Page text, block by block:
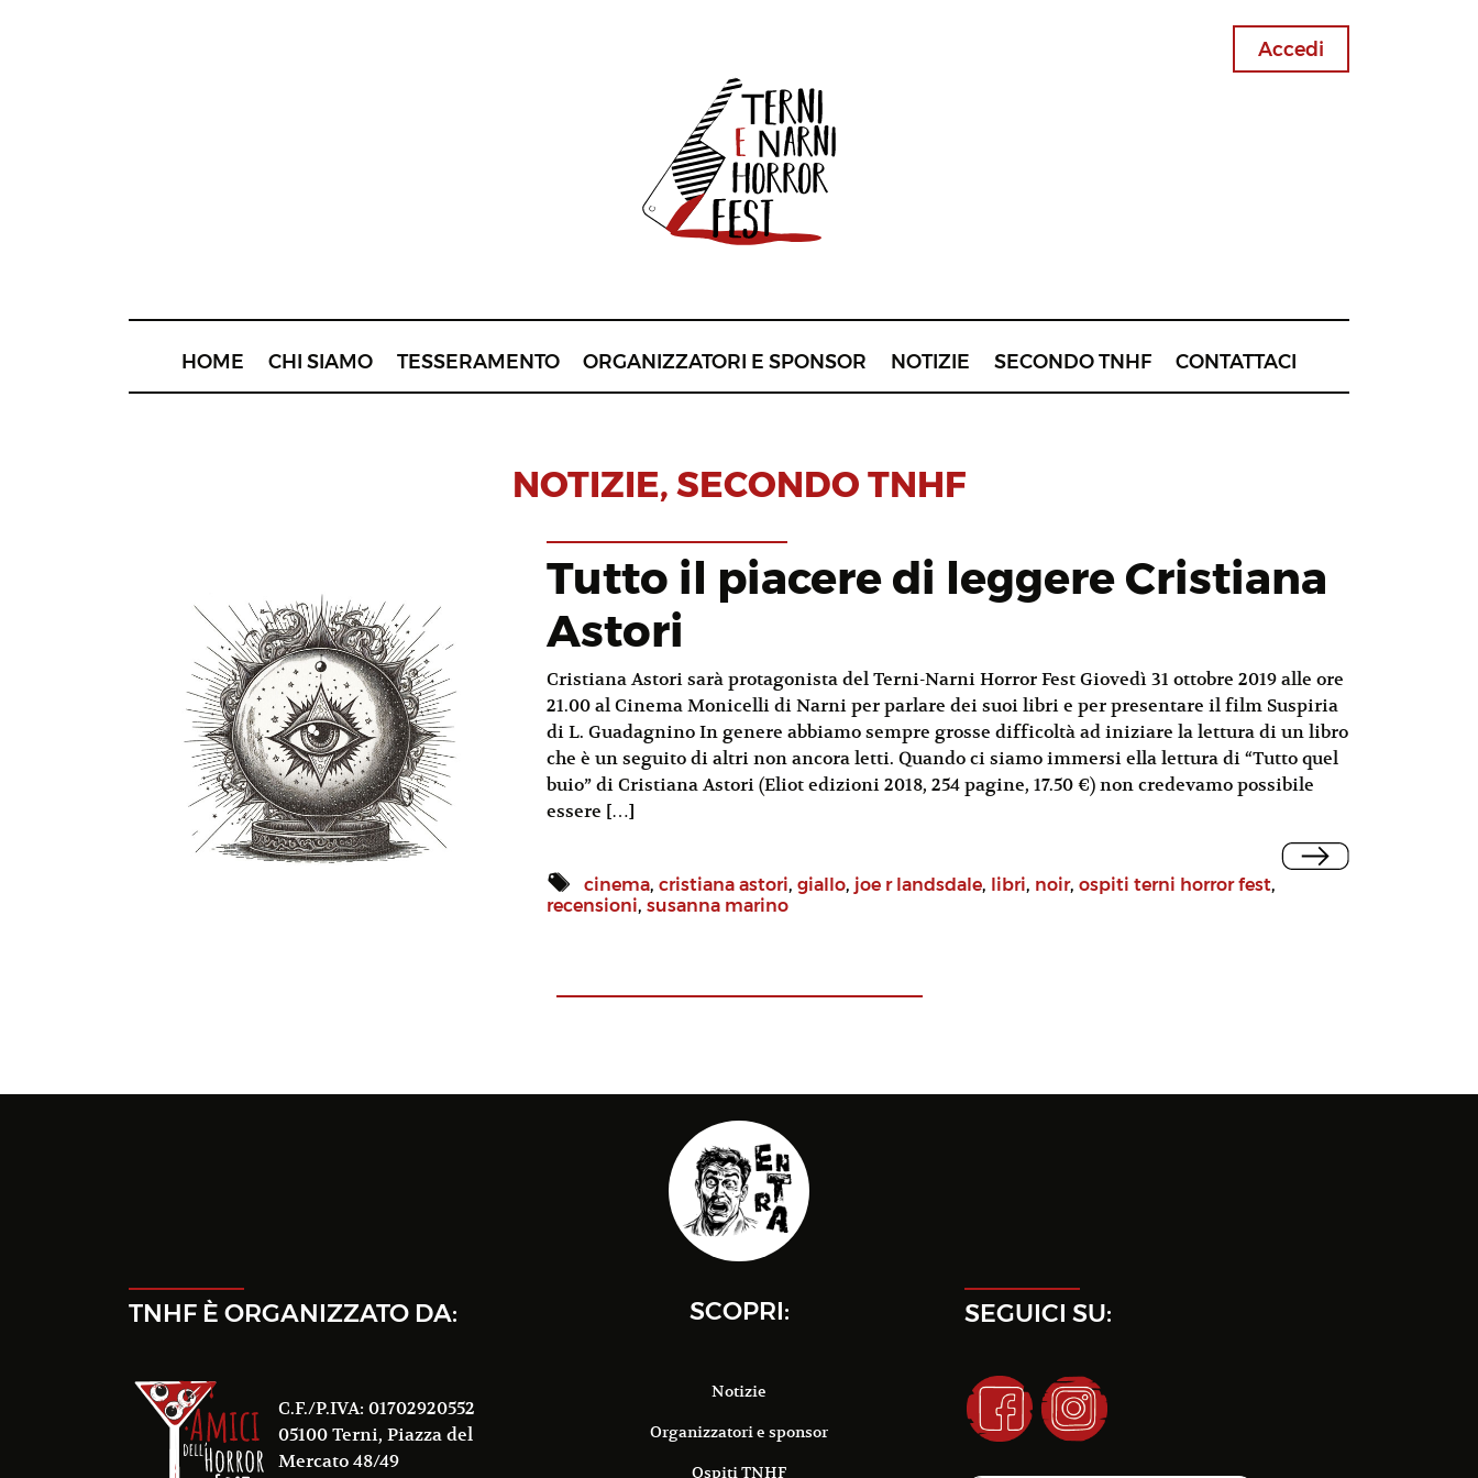
Accedi
HOME CHI SIAMO TESSERAMENTO ORGANIZZATORI E SPONSOR NOTIZIE SECONDO TNHF CONTATTACI
NOTIZIE, SECONDO TNHF
Tutto il piacere di leggere Cristiana
Astori
Cristiana Astori sarà protagonista del Terni-Narni Horror Fest Giovedì 31 ottobre 2019 alle ore
21.00 al Cinema Monicelli di Narni per parlare dei suoi libri e per presentare il film Suspiria
di L. Guadagnino In genere abbiamo sempre grosse difficoltà ad iniziare la lettura di un libro
che è un seguito di altri non ancora letti. Quando ci siamo immersi ella lettura di “Tutto quel
buio” di Cristiana Astori (Eliot edizioni 2018, 254 pagine, 17.50 €) non credevamo possibile
essere […]
cinema, cristiana astori, giallo, joe r landsdale, libri, noir, ospiti terni horror fest,
recensioni, susanna marino
TNHF È ORGANIZZATO DA:
C.F./P.IVA: 01702920552
05100 Terni, Piazza del
Mercato 48/49
SCOPRI:
Notizie
Organizzatori e sponsor
Ospiti TNHF
SEGUICI SU: